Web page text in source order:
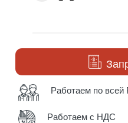
Работаем по всей
Работаем с НДС